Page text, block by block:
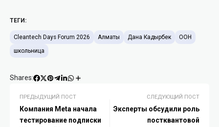
ТЕГИ:
Cleantech Days Forum 2026 Алматы Дана Кадырбек
ООН
школьница
Shares:
ПРЕДЫДУЩИЙ ПОСТ
Компания Meta начала
тестирование подписки
СЛЕДУЮЩИЙ ПОСТ
Эксперты обсудили роль
постквантовой